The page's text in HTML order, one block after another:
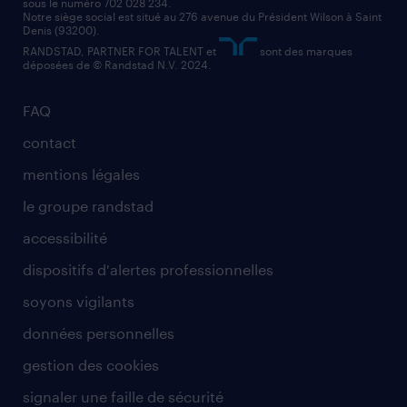
comptable
FAQ
contact
mentions légales
le groupe randstad
accessibilité
dispositifs d'alertes professionnelles
soyons vigilants
données personnelles
gestion des cookies
signaler une faille de sécurité
sous le numéro 702 028 234.
Notre siège social est situé au 276 avenue du Président Wilson à Saint
Denis (93200).
RANDSTAD, PARTNER FOR TALENT et
sont des marques
déposées de © Randstad N.V. 2024.